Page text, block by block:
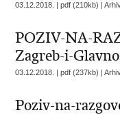
03.12.2018. | pdf (210kb) |
POZIV-NA-
Zagreb-i-
03.12.2018. | pdf (237kb) |
Poziv-na-